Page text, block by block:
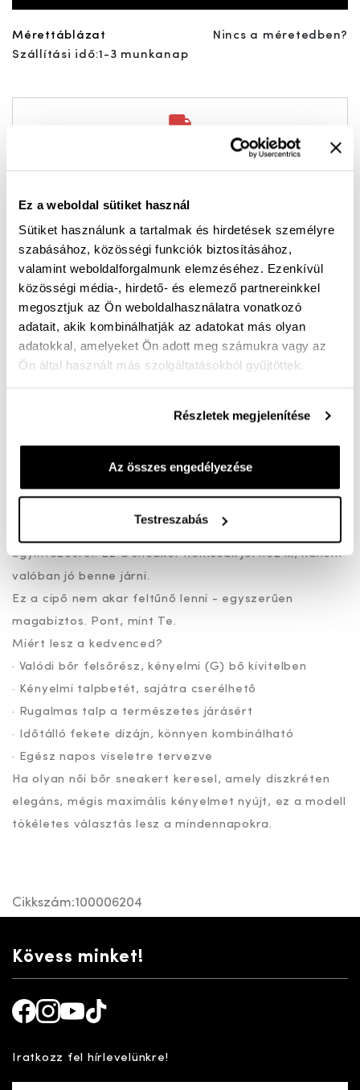
Ez a weboldal sütiket használ
Sütiket használunk a tartalmak és hirdetések személyre
szabásához, közösségi funkciók biztosításához,
valamint weboldalforgalmunk elemzéséhez. Ezenkívül
közösségi média-, hirdető- és elemező partnereinkkel
megosztjuk az Ön weboldalhasználatra vonatkozó
adatait, akik kombinálhatják az adatokat más olyan
adatokkal, amelyeket Ön adott meg számukra vagy az
Ön által használt más szolgáltatásokból gyűjtöttek.
Részletek megjelenítése
Az összes engedélyezése
Testreszabás
Mérettáblázat
Nincs a méretedben?
Szállítási idő:1-3 munkanap
Ingyenes kiszállítás 25 000 Ft felett
Letisztult, mély fekete színével és finoman fényes
bőrbetéteivel elegáns, mégis sportosan nőies
megjelenést ad - pontosan azt a stílust, ami sosem
megy ki a divatból.
A kényelmi (G) bő felsőrész extra mozgásteret
biztosít a lábnak, így nem szorít, nem nyom, hanem
kényelmi talpbetét kivehető és cserélhető, így a cipő
saját ortopéd betéttel is.
A rugalmas, könnyű talp lépésről lépésre követi a láb
ügyintézésről. Ez a sneaker nemcsak jól néz ki, hanem
valóban jó benne járni.
Ez a cipő nem akar feltűnő lenni - egyszerűen
magabiztos. Pont, mint Te.
Miért lesz a kedvenced?
· Valódi bőr felsőrész, kényelmi (G) bő kivitelben
· Kényelmi talpbetét, sajátra cserélhető
· Rugalmas talp a természetes járásért
· Időtálló fekete dizájn, könnyen kombinálható
· Egész napos viseletre tervezve
Ha olyan női bőr sneakert keresel, amely diszkréten
elegáns, mégis maximális kényelmet nyújt, ez a modell
tökéletes választás lesz a mindennapokra.
Cikkszám:100006204
Kövess minket!
Iratkozz fel hírlevelünkre!